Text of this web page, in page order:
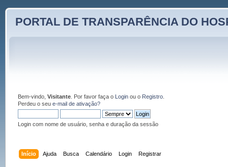
PORTAL DE TRANSPARÊNCIA DO
Bem-vindo, Visitante. Por favor faça o Loginou o Registro.
Perdeu o seu e-mail de ativação?
Login com nome de usuário, senha e duração da sessão
Início Ajuda Busca Calendário Login Registrar